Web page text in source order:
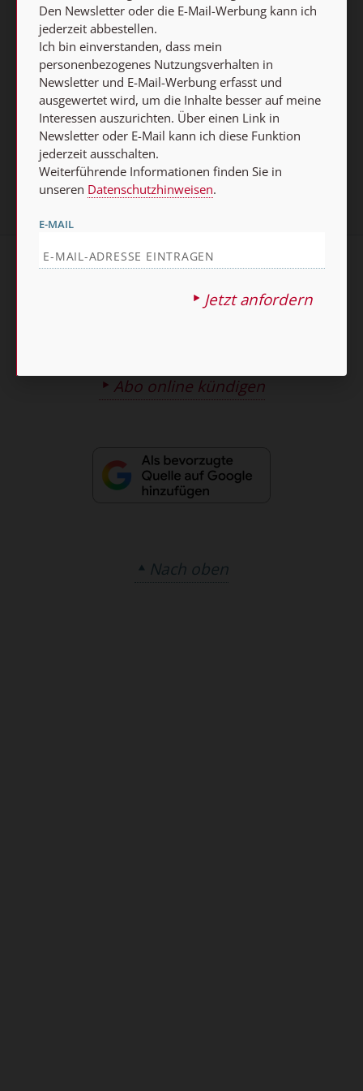
Weiterführende Informationen finden Sie in unseren
Datenschutzhinweisen.
E-MAIL
Jetzt anmelden
Impressum
Abo online kündigen
Nach oben
Den Newsletter oder die E-Mail-Werbung kann ich
jederzeit abbestellen.
Ich bin einverstanden, dass mein
personenbezogenes Nutzungsverhalten in
Newsletter und E-Mail-Werbung erfasst und
ausgewertet wird, um die Inhalte besser auf meine
Interessen auszurichten. Über einen Link in
Newsletter oder E-Mail kann ich diese Funktion
jederzeit ausschalten.
Weiterführende Informationen finden Sie in
unseren Datenschutzhinweisen.
E-MAIL
Jetzt anfordern